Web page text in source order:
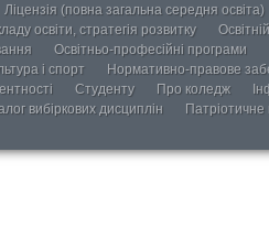
Ліцензія (повна загальна середня освіта)
освіти, стратегія розвитку
Освітньо-професійні програми
і спорт
Нормативно-правове
Студенту Про коледж
вибіркових дисциплін